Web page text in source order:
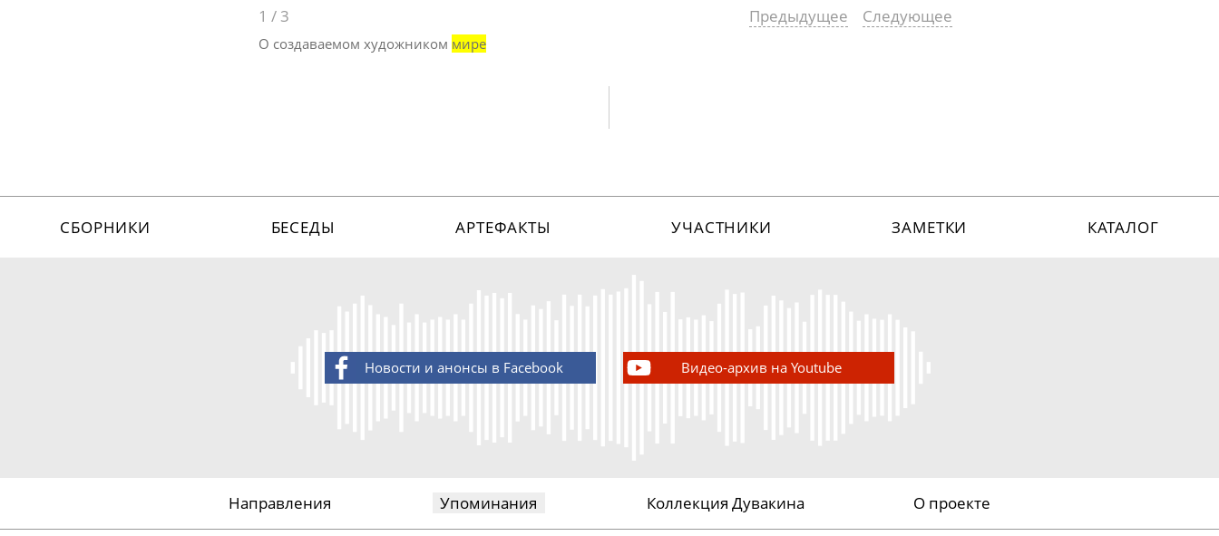
1 / 3 Предыдущее Следующее
О создаваемом художником мире
СБОРНИКИ БЕСЕДЫ АРТЕФАКТЫ УЧАСТНИКИ ЗАМЕТКИ КАТАЛОГ
Новости и анонсы в Facebook Видео-архив на Youtube
Направления Упоминания Коллекция Дувакина О проекте